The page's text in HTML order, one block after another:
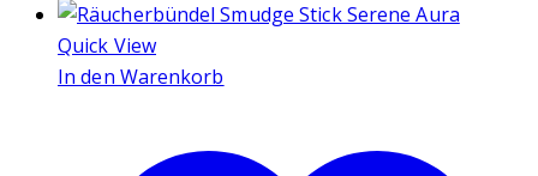
Quick View
In den Warenkorb